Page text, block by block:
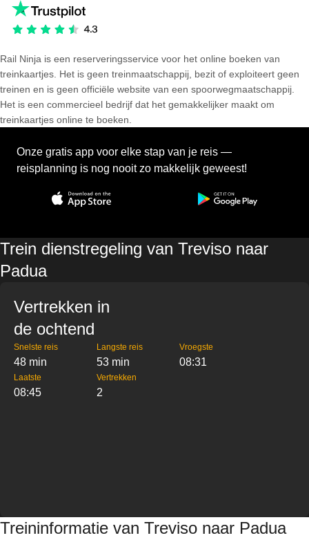
Rail Ninja is een reserveringsservice voor het online boeken van
treinkaartjes. Het is geen treinmaatschappij, bezit of exploiteert geen
treinen en is geen officiële website van een spoorwegmaatschappij.
Het is een commercieel bedrijf dat het gemakkelijker maakt om
treinkaartjes online te boeken.
Onze gratis app voor elke stap van je reis —
reisplanning is nog nooit zo makkelijk geweest!
Trein dienstregeling van Treviso naar
Padua
Vertrekken in
de ochtend
Snelste reis
48 min
Langste reis
53 min
Vroegste
08:31
Laatste
08:45
Vertrekken
2
Treininformatie van Treviso naar Padua